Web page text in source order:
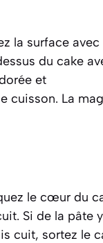
la surface avec
du cake
et
cuisson. La
le cœur du
Si de la pâte y
cuit, sortez le